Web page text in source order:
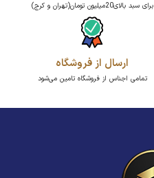
برای سبد بالای20میلیون تومان(تهران و کرج)
ارسال از فروشگاه
تمامی اجناس از فروشگاه تامین می‌شود